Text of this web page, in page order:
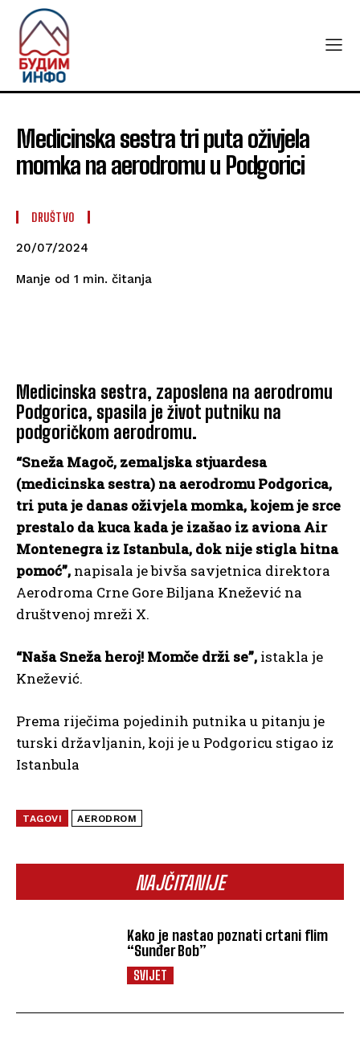
NAJČITANIJE
Kako je nastao poznati crtani flim
“Sunđer Bob”
SVIJET
Medicinska sestra tri puta oživjela
momka na aerodromu u Podgorici
DRUŠTVO
20/07/2024
Manje od 1 min. čitanja
Medicinska sestra, zaposlena na aerodromu
Podgorica, spasila je život putniku na
podgoričkom aerodromu.
“Sneža Magoč, zemaljska stjuardesa
(medicinska sestra) na aerodromu Podgorica,
tri puta je danas oživjela momka, kojem je srce
prestalo da kuca kada je izašao iz aviona Air
Montenegra iz Istanbula, dok nije stigla hitna
pomoć”, napisala je bivša savjetnica direktora
Aerodroma Crne Gore Biljana Knežević na
društvenoj mreži X.
“Naša Sneža heroj! Momče drži se”, istakla je
Knežević.
Prema riječima pojedinih putnika u pitanju je
turski državljanin, koji je u Podgoricu stigao iz
Istanbula
TAGOVI AERODROM